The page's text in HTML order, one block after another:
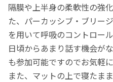
隔膜や上半身の柔軟性の強
た、パーカッシブ・ブリー
を用いて呼吸のコントロー
日頃からあまり話す機会が
も参加可能ですのでお気軽
また、マットの上で寝たま